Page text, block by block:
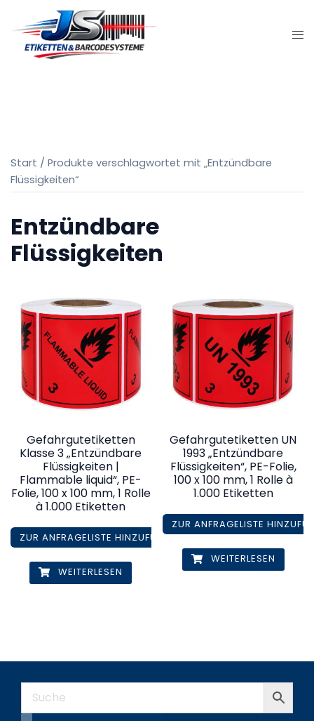
Inhalt
springen
Start / Produkte verschlagwortet mit „Entzündbare
Flüssigkeiten“
Entzündbare
Flüssigkeiten
Gefahrgutetiketten
Klasse 3 „Entzündbare
Flüssigkeiten |
Flammable liquid“, PE-
Folie, 100 x 100 mm, 1 Rolle
à 1.000 Etiketten
ZUR ANFRAGELISTE HINZUFÜGEN
WEITERLESEN
Gefahrgutetiketten UN
1993 „Entzündbare
Flüssigkeiten“, PE-Folie,
100 x 100 mm, 1 Rolle à
1.000 Etiketten
ZUR ANFRAGELISTE
WEITERLESEN